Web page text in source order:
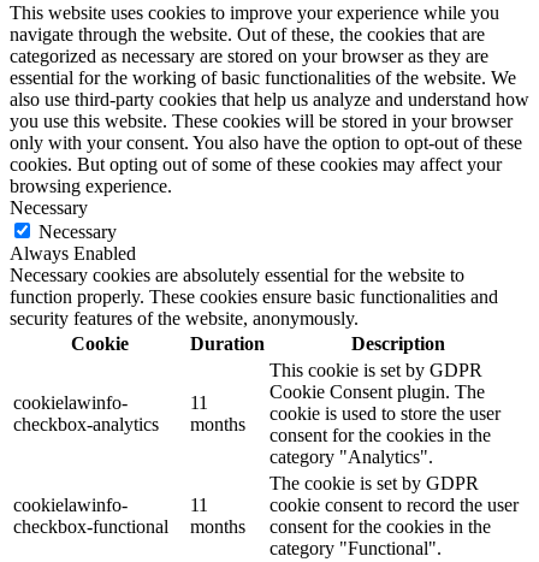
This website uses cookies to improve your experience while you
navigate through the website. Out of these, the cookies that are
categorized as necessary are stored on your browser as they are
essential for the working of basic functionalities of the website. We
also use third-party cookies that help us analyze and understand how
you use this website. These cookies will be stored in your browser
only with your consent. You also have the option to opt-out of these
cookies. But opting out of some of these cookies may affect your
browsing experience.
Necessary
Necessary
Always Enabled
Necessary cookies are absolutely essential for the website to
function properly. These cookies ensure basic functionalities and
security features of the website, anonymously.
Cookie
Duration Description
cookielawinfo-
checkbox-analytics
11
months
This cookie is set by GDPR
Cookie Consent plugin. The
cookie is used to store the user
consent for the cookies in the
category "Analytics".
cookielawinfo-
checkbox-functional
11
months
The cookie is set by GDPR
cookie consent to record the user
consent for the cookies in the
category "Functional".